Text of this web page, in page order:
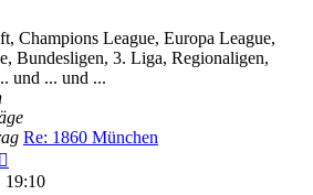
Champions League, Europa League,
Bundesligen, 3. Liga, Regionaligen,
und ... und ...
Re: 1860 München
Beitrag
19:10